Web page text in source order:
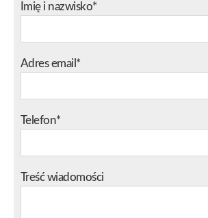
Imię i nazwisko*
Adres email*
Telefon*
Treść wiadomości